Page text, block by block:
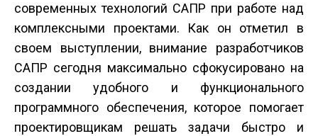
современных технологий САПР при работе над
комплексными проектами. Как он отметил в
своем выступлении, внимание разработчиков
САПР сегодня максимально сфокусировано на
создании удобного и функционального
программного обеспечения, которое помогает
проектировщикам решать задачи быстро и